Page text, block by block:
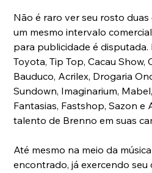
Não é raro ver seu rosto
um mesmo intervalo
para publicidade é disputada.
Toyota, Tip Top, Cacau Show,
Bauduco, Acrilex, Drogaria
Sundown, Imaginarium,
Fantasias, Fastshop, Sazon e
talento de Brenno em suas
Até mesmo na meio da
encontrado, já exercendo